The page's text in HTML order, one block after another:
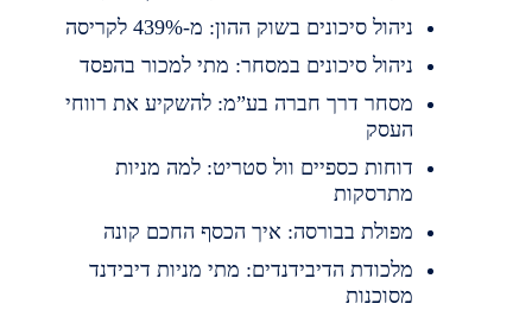
ניהול סיכונים בשוק ההון: מ-439% לקריסה
ניהול סיכונים במסחר: מתי למכור בהפסד
מסחר דרך חברה בע”מ: להשקיע את רווחי
העסק
דוחות כספיים וול סטריט: למה מניות
מתרסקות
מפולת בבורסה: איך הכסף החכם קונה
מלכודת הדיבידנדים: מתי מניות דיבידנד
מסוכנות